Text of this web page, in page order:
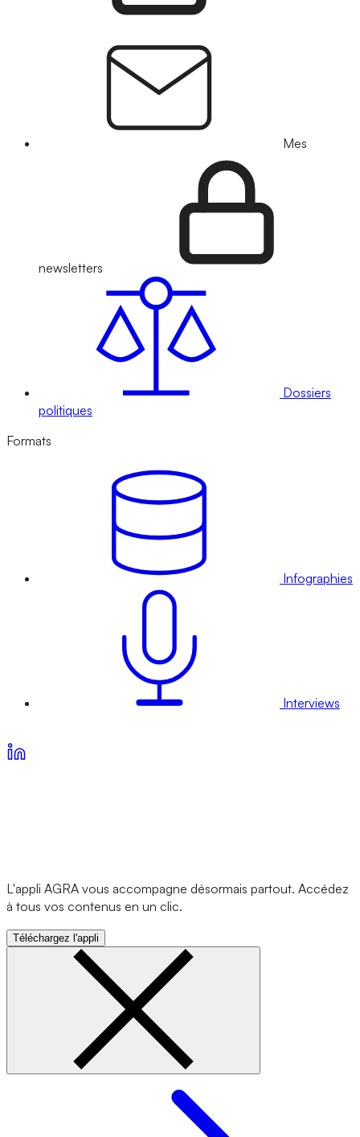
Mes
newsletters
Dossiers
politiques
Formats
Infographies
Interviews
L'appli AGRA vous accompagne désormais partout. Accédez
à tous vos contenus en un clic.
Téléchargez l'appli